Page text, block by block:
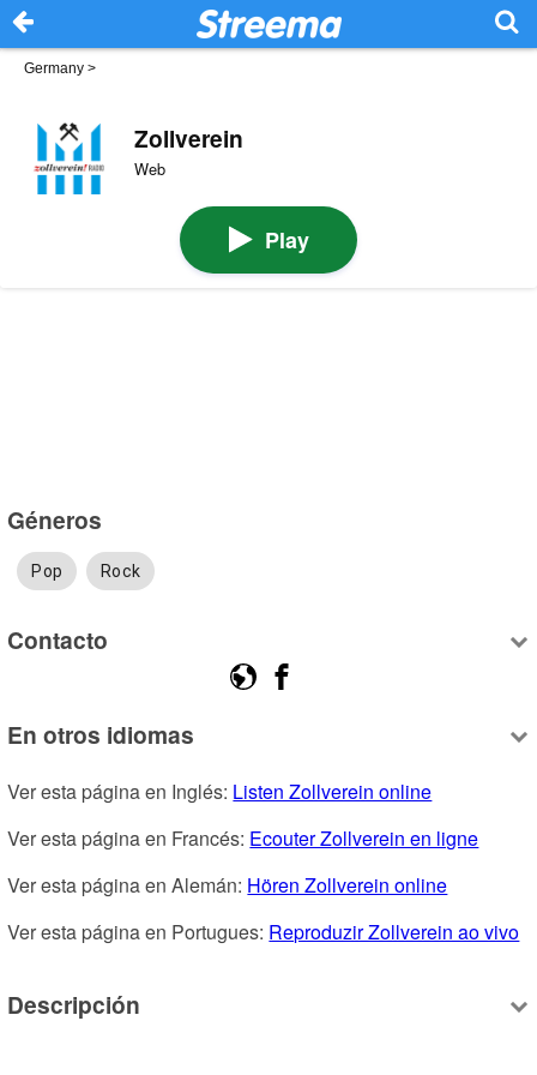
Germany >
Zollverein
Web
Play
Géneros
Pop Rock
Contacto
En otros idiomas
Ver esta página en Inglés: Listen Zollverein online
Ver esta página en Francés: Ecouter Zollverein en ligne
Ver esta página en Alemán: Hören Zollverein online
Ver esta página en Portugues: Reproduzir Zollverein ao vivo
Descripción